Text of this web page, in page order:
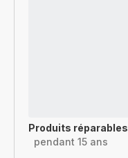
Produits réparables
pendant 15 ans